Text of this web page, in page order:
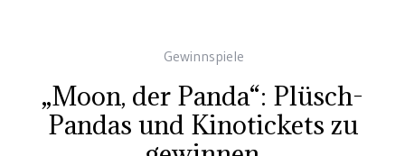
Gewinnspiele
„Moon, der Panda“: Plüsch-
Pandas und Kinotickets zu